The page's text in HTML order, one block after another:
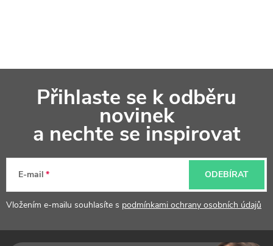
a
Přihlaste se k odběru
novinek
a nechte se inspirovat
E-mail
Vložením e-mailu souhlasíte s podmínkami ochrany osobních údajů
ODEBÍRAT